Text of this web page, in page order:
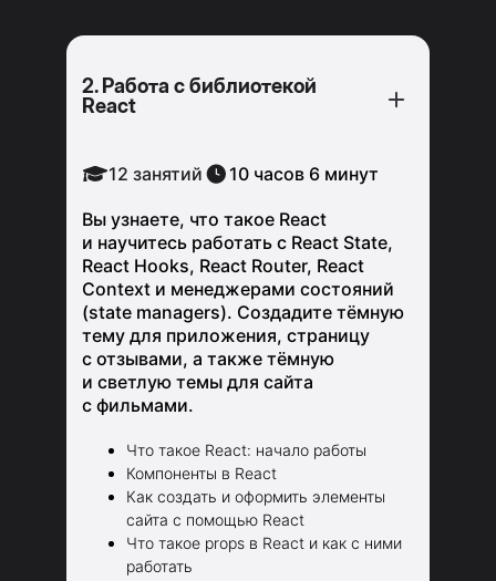
2. Работа с библиотекой
React
Вы узнаете, что такое React
и научитесь работать с React State,
React Hooks, React Router, React
Context и менеджерами состояний
(state managers). Создадите тёмную
тему для приложения, страницу
с отзывами, а также тёмную
и светлую темы для сайта
с фильмами.
Что такое React: начало работы
Компоненты в React
Как создать и оформить элементы
сайта с помощью React
Что такое props в React и как с ними
работать
12 занятий 10 часов 6 минут